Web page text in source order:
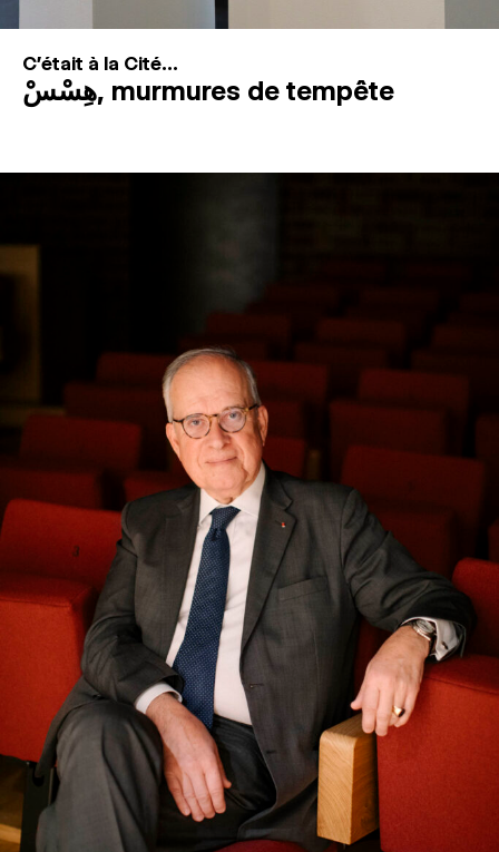
C'était à la Cité...
هِسْسْ, murmures de tempête